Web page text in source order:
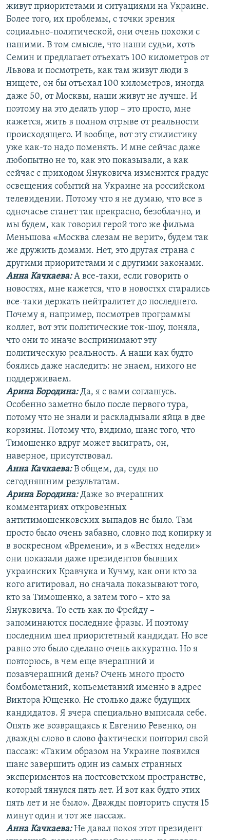
живут приоритетами и ситуациями на Украине.
Более того, их проблемы, с точки зрения
социально-политической, они очень похожи с
нашими. В том смысле, что наши судьи, хоть
Семин и предлагает отъехать 100 километров от
Львова и посмотреть, как там живут люди в
нищете, он бы отъехал 100 километров, иногда
даже 50, от Москвы, наши живут не лучше. И
поэтому на это делать упор – это просто, мне
кажется, жить в полном отрыве от реальности
происходящего. И вообще, вот эту стилистику
уже как-то надо поменять. И мне сейчас даже
любопытно не то, как это показывали, а как
сейчас с приходом Януковича изменится градус
освещения событий на Украине на российском
телевидении. Потому что я не думаю, что все в
одночасье станет так прекрасно, безоблачно, и
мы будем, как говорил герой того же фильма
Меньшова «Москва слезам не верит», будем так
же дружить домами. Нет, это другая страна с
другими приоритетами и с другими законами.
Анна Качкаева:А все-таки, если говорить о
новостях, мне кажется, что в новостях старались
все-таки держать нейтралитет до последнего.
Почему я, например, посмотрев программы
коллег, вот эти политические ток-шоу, поняла,
что они то иначе воспринимают эту
политическую реальность. А наши как будто
боялись даже наследить: не знаем, никого не
поддерживаем.
Арина Бородина:Да, я с вами соглашусь.
Особенно заметно было после первого тура,
потому что не знали и раскладывали яйца в две
корзины. Потому что, видимо, шанс того, что
Тимошенко вдруг может выиграть, он,
наверное, присутствовал.
Анна Качкаева:В общем, да, судя по
сегодняшним результатам.
Арина Бородина:Даже во вчерашних
комментариях откровенных
антитимошенковских выпадов не было. Там
просто было очень забавно, словно под копирку и
в воскресном «Времени», и в «Вестях недели»
они показали даже президентов бывших
украинских Кравчука и Кучму, как они кто за
кого агитировал, но сначала показывают того,
кто за Тимошенко, а затем того – кто за
Януковича. То есть как по Фрейду –
запоминаются последние фразы. И поэтому
последним шел приоритетный кандидат. Но все
равно это было сделано очень аккуратно. Но я
повторюсь, в чем еще вчерашний и
позавчерашний день? Очень много просто
бомбометаний, копьеметаний именно в адрес
Виктора Ющенко. Не столько даже будущих
кандидатов. Я вчера специально выписала себе.
Опять же возвращаясь к Евгению Ревенко, он
дважды слово в слово фактически повторил свой
пассаж: «Таким образом на Украине появился
шанс завершить один из самых странных
экспериментов на постсоветском пространстве,
который тянулся пять лет. И вот как будто этих
пять лет и не было». Дважды повторить спустя 15
минут один и тот же пассаж.
Анна Качкаева:Не давал покоя этот президент